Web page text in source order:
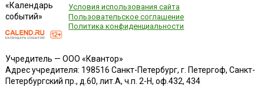
«Календарь
событий»
Условия использования сайта
Пользовательское соглашение
Политика конфиденциальности
Учредитель — ООО «Квантор»
Адрес учредителя: 198516 Санкт-Петербург, г. Петергоф, Санкт-
Петербургский пр., д.60, лит.А, ч.п. 2-Н, оф.432, 434